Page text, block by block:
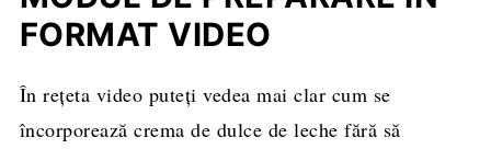
FORMAT VIDEO
În rețeta video puteți vedea mai clar cum se
încorporează crema de dulce de leche fără să